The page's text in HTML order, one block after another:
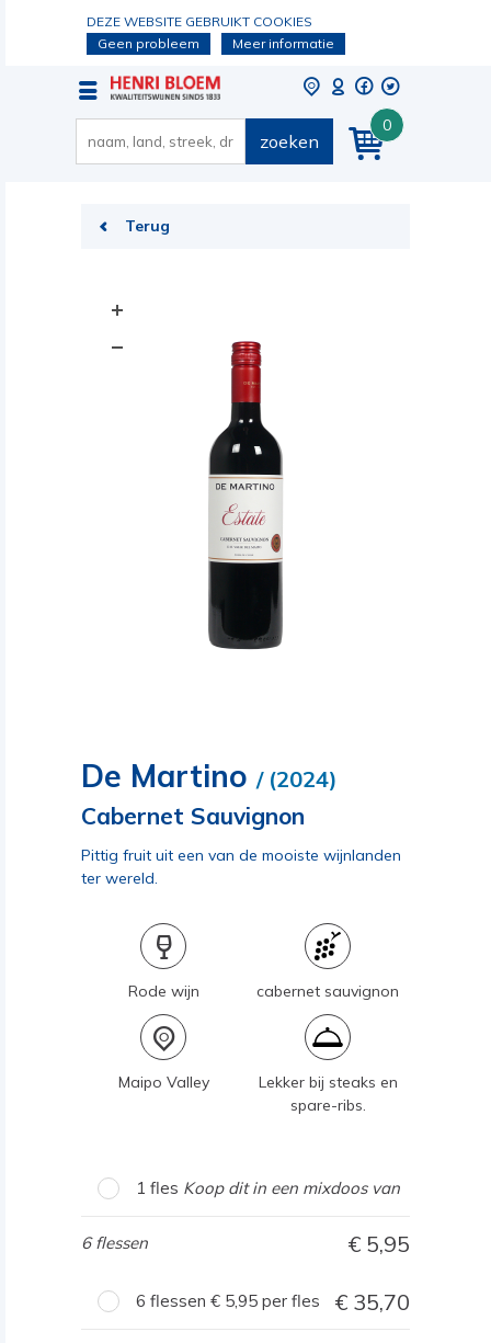
DEZE WEBSITE GEBRUIKT COOKIES
Geen probleem
Meer informatie
0
zoeken
Terug
De Martino / (2024)
Cabernet Sauvignon
Pittig fruit uit een van de mooiste wijnlanden
ter wereld.
Rode wijn cabernet sauvignon
Maipo Valley
Lekker bij steaks en
spare-ribs.
1 fles Koop dit in een mixdoos van
6 flessen 5,95
6 flessen 5,95 per fles 35,70